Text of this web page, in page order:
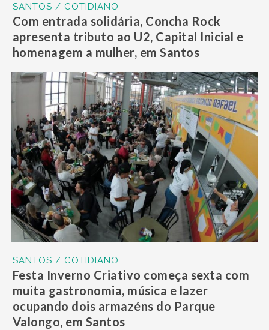
SANTOS / COTIDIANO
Com entrada solidária, Concha Rock
apresenta tributo ao U2, Capital Inicial e
homenagem a mulher, em Santos
SANTOS / COTIDIANO
Festa Inverno Criativo começa sexta com
muita gastronomia, música e lazer
ocupando dois armazéns do Parque
Valongo, em Santos